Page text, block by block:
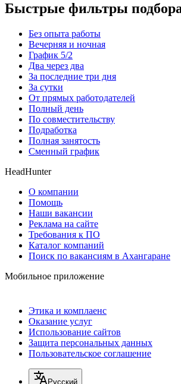
Быстрые фильтры
Без опыта работы
Вечерняя и ночная
График 5/2
Два через два
За последние три дня
За сутки
От прямых работодателей
Полный день
По совместительству
Подработка
Полная занятость
Сменный график
HeadHunter
О компании
Помощь
Наши вакансии
Реклама на сайте
Требования к ПО
Каталог компаний
Поиск по вакансиям в Ахангаране
Мобильное приложение
Этика и комплаенс
Оказание услуг
Использование сайтов
Защита персональных данных
Пользовательское соглашение
Русский